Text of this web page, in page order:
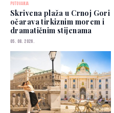
PUTOVANJA
Skrivena plaža u Crnoj Gori
očarava tirkiznim morem i
dramatičnim stijenama
05. 08. 2026.